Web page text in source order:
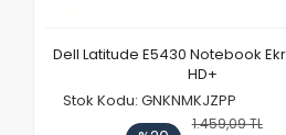
Dell Latitude E5430 Notebook
HD+
Stok Kodu: GNKNMKJZPP
1.459,09 TL